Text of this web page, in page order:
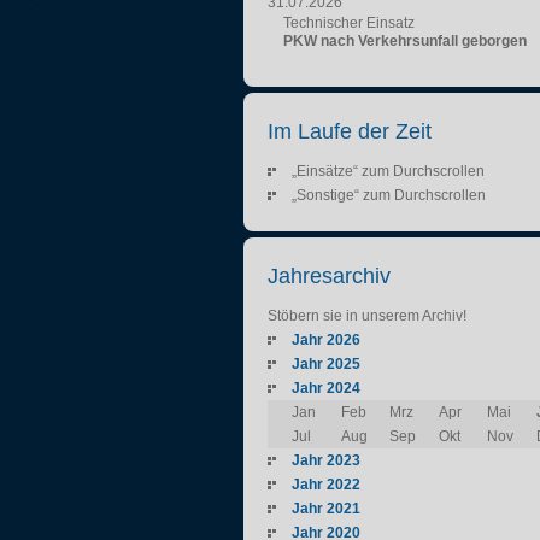
Technischer Einsatz
PKW nach Verkehrsunfall geborgen
Im Laufe der Zeit
„Einsätze“ zum Durchscrollen
„Sonstige“ zum Durchscrollen
Jahresarchiv
Stöbern sie in unserem Archiv!
Jahr 2026
Jahr 2025
Jahr 2024
Jan
Feb Mrz Apr Mai
Jul
Aug Sep Okt Nov
Jahr 2023
Jahr 2022
Jahr 2021
Jahr 2020